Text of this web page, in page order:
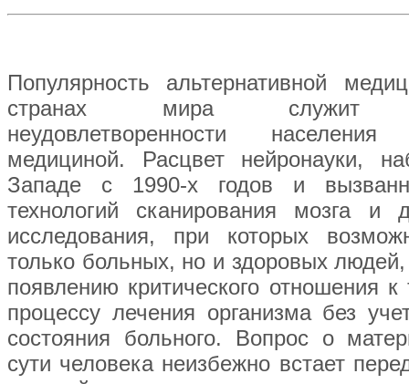
Популярность альтернативной
странах мира служит
неудовлетворенности населения
медициной. Расцвет нейронауки,
Западе с 1990-х годов и
технологий сканирования мозга и
исследования, при которых
только больных, но и здоровых людей,
появлению критического отношения
процессу лечения организма без
состояния больного. Вопрос о
сути человека неизбежно встает